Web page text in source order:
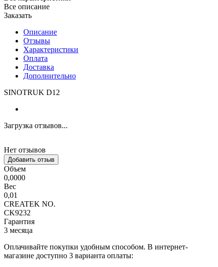
Все описание
Заказать
Описание
Отзывы
Характеристики
Оплата
Доставка
Дополнительно
SINOTRUK D12
Загрузка отзывов...
Нет отзывов
Добавить отзыв
Объем
0,0000
Вес
0,01
CREATEK NO.
CK9232
Гарантия
3 месяца
Оплачивайте покупки удобным способом. В интернет-
магазине доступно 3 варианта оплаты: